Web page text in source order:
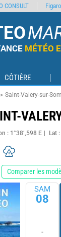
MÉTÉO
CÔTIÈRE
Saint-Valery-sur-
: 1°38’,598 E Lat
Comparer les
SAM
08
-
CONSULT